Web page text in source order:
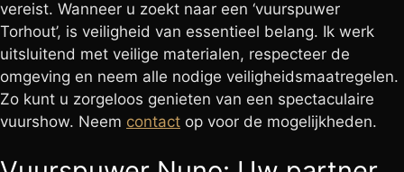
vereist. Wanneer u zoekt naar een ‘vuurspuwer
Torhout’, is veiligheid van essentieel belang. Ik werk
uitsluitend met veilige materialen, respecteer de
omgeving en neem alle nodige veiligheidsmaatregelen.
Zo kunt u zorgeloos genieten van een spectaculaire
vuurshow. Neem contact op voor de mogelijkheden.